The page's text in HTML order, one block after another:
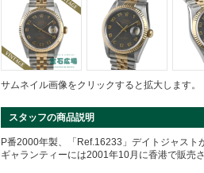
サムネイル画像をクリックすると拡大します。
スタッフの商品説明
P番2000年製、「Ref.16233」デイトジャスト
ギャランティーには2001年10月に香港で販売